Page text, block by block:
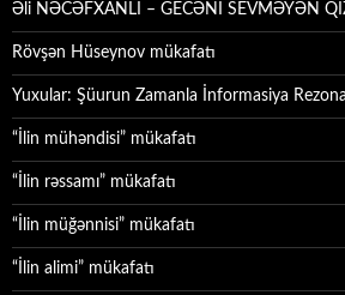
Əli NƏCƏFXANLI – GECƏNİ SEVMƏYƏN
Rövşən Hüseynov mükafatı
Yuxular: Şüurun Zamanla İnformasiya
“İlin mühəndisi” mükafatı
“İlin rəssamı” mükafatı
“İlin müğənnisi” mükafatı
“İlin alimi” mükafatı